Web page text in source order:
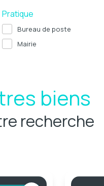
Pratique
Bureau de poste
Mairie
biens
recherche